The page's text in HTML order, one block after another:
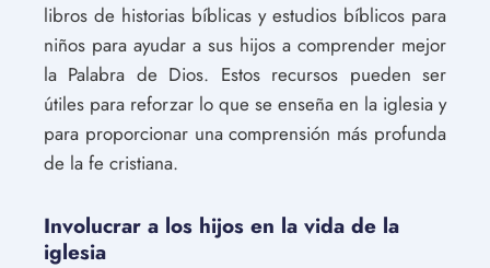
libros de historias bíblicas y estudios bíblicos para
niños para ayudar a sus hijos a comprender mejor
la Palabra de Dios. Estos recursos pueden ser
útiles para reforzar lo que se enseña en la iglesia y
para proporcionar una comprensión más profunda
de la fe cristiana.
Involucrar a los hijos en la vida de la
iglesia